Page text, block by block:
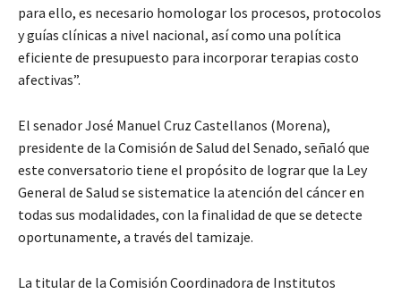
para ello, es necesario homologar los procesos, protocolos
y guías clínicas a nivel nacional, así como una política
eficiente de presupuesto para incorporar terapias costo
afectivas”.
El senador José Manuel Cruz Castellanos (Morena),
presidente de la Comisión de Salud del Senado, señaló que
este conversatorio tiene el propósito de lograr que la Ley
General de Salud se sistematice la atención del cáncer en
todas sus modalidades, con la finalidad de que se detecte
oportunamente, a través del tamizaje.
La titular de la Comisión Coordinadora de Institutos